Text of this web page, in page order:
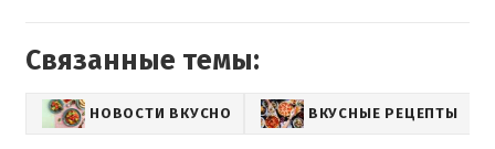
Связанные темы:
НОВОСТИ ВКУСНО ВКУСНЫЕ РЕЦЕПТЫ